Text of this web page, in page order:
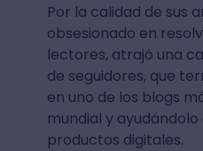
Por la calidad de sus
obsesionado en
lectores, atrajó una
de seguidores, que
en uno de los blogs
mundial y
productos digitales.